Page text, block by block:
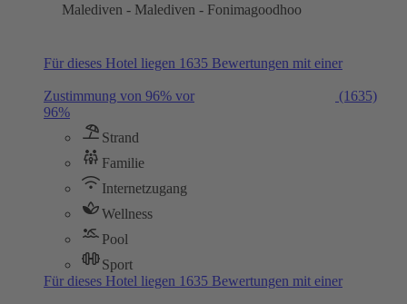
Malediven - Malediven - Fonimagoodhoo
Für dieses Hotel liegen 1635 Bewertungen mit einer
Zustimmung von 96% vor
(1635)
96%
Strand
Familie
Internetzugang
Wellness
Pool
Sport
Für dieses Hotel liegen 1635 Bewertungen mit einer